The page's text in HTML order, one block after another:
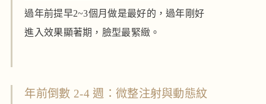
過年前提早2~3個月做是最好的，過年剛好
進入效果顯著期，臉型最緊緻。
年前倒數 2-4 週：微整注射與動態紋